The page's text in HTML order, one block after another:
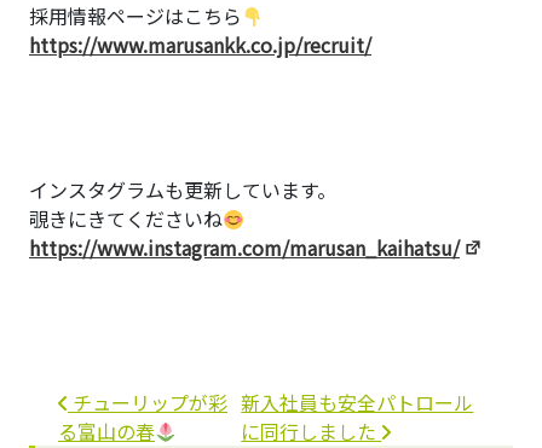
採用情報ページはこちら
https://www.marusankk.co.jp/recruit/
インスタグラムも更新しています。
覗きにきてくださいね
https://www.instagram.com/marusan_kaihatsu/
投稿ナビゲーション
チューリップが彩
る富山の春
新入社員も安全パトロール
に同行しました